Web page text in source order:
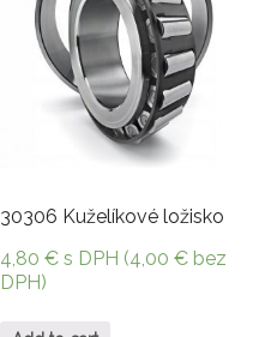
30306 Kuželíkové ložisko
4,80€ s DPH (4,00€ bez
DPH)